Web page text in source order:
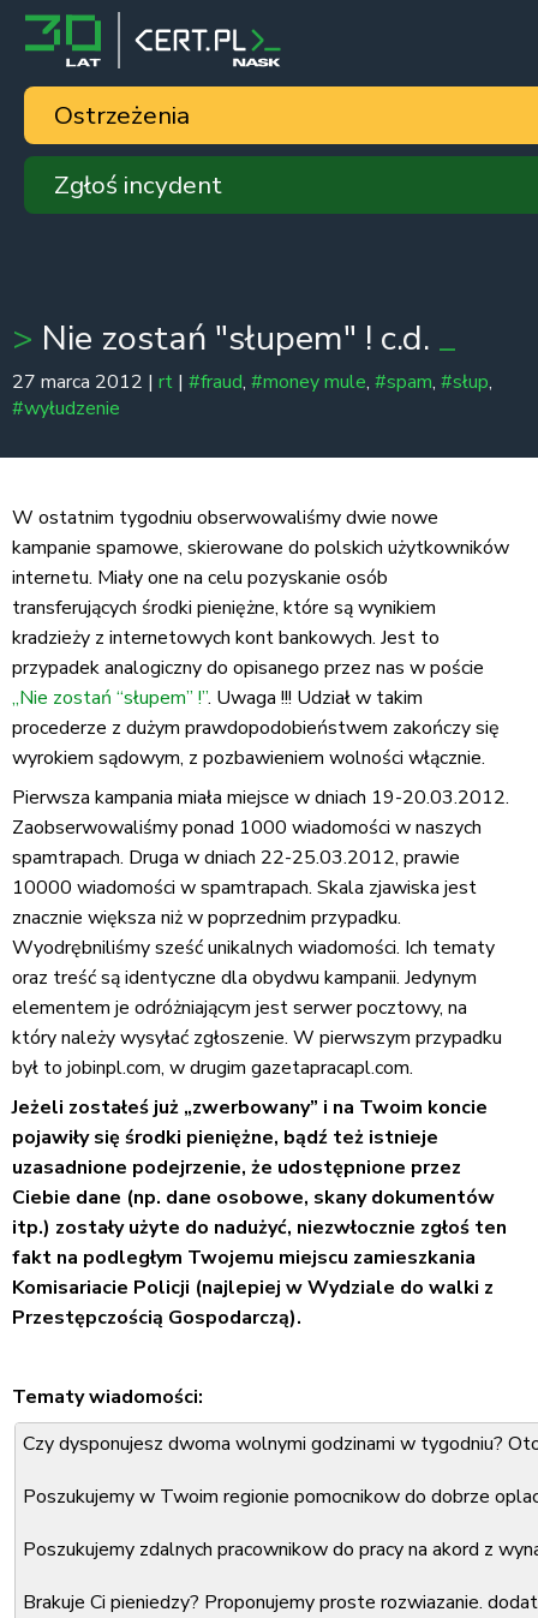
Ostrzeżenia
Zgłoś incydent
Nie zostań "słupem" ! c.d.
27 marca 2012 | rt | #fraud, #money mule, #spam, #słup,
#wyłudzenie
W ostatnim tygodniu obserwowaliśmy dwie nowe
kampanie spamowe, skierowane do polskich użytkowników
internetu. Miały one na celu pozyskanie osób
transferujących środki pieniężne, które są wynikiem
kradzieży z internetowych kont bankowych. Jest to
przypadek analogiczny do opisanego przez nas w poście
„Nie zostań “słupem” !”. Uwaga !!! Udział w takim
procederze z dużym prawdopodobieństwem zakończy się
wyrokiem sądowym, z pozbawieniem wolności włącznie.
Pierwsza kampania miała miejsce w dniach 19-20.03.2012.
Zaobserwowaliśmy ponad 1000 wiadomości w naszych
spamtrapach. Druga w dniach 22-25.03.2012, prawie
10000 wiadomości w spamtrapach. Skala zjawiska jest
znacznie większa niż w poprzednim przypadku.
Wyodrębniliśmy sześć unikalnych wiadomości. Ich tematy
oraz treść są identyczne dla obydwu kampanii. Jedynym
elementem je odróżniającym jest serwer pocztowy, na
który należy wysyłać zgłoszenie. W pierwszym przypadku
był to jobinpl.com, w drugim gazetapracapl.com.
Jeżeli zostałeś już „zwerbowany” i na Twoim koncie
pojawiły się środki pieniężne, bądź też istnieje
uzasadnione podejrzenie, że udostępnione przez
Ciebie dane (np. dane osobowe, skany dokumentów
itp.) zostały użyte do nadużyć, niezwłocznie zgłoś ten
fakt na podległym Twojemu miejscu zamieszkania
Komisariacie Policji (najlepiej w Wydziale do walki z
Przestępczością Gospodarczą).
Tematy wiadomości:
Czy dysponujesz dwoma wolnymi godzinami w tygodniu?
Poszukujemy w Twoim regionie pomocnikow do dobrze
Poszukujemy zdalnych pracownikow do pracy na akord z
Brakuje Ci pieniedzy? Proponujemy proste rozwiazanie.